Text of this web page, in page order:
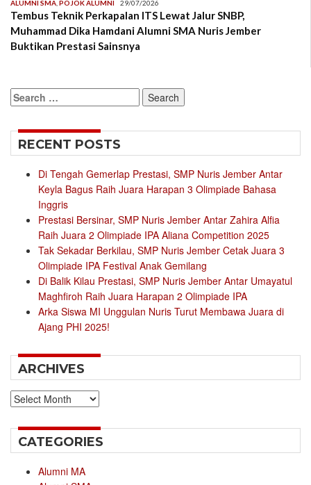
ALUMNI SMA POJOK ALUMNI 29/07/2026
Tembus Teknik Perkapalan ITS Lewat Jalur SNBP,
Muhammad Dika Hamdani Alumni SMA Nuris Jember
Buktikan Prestasi Sainsnya
Search
for:
RECENT POSTS
Di Tengah Gemerlap Prestasi, SMP Nuris Jember Antar
Keyla Bagus Raih Juara Harapan 3 Olimpiade Bahasa
Inggris
Prestasi Bersinar, SMP Nuris Jember Antar Zahira Alfia
Raih Juara 2 Olimpiade IPA Aliana Competition 2025
Tak Sekadar Berkilau, SMP Nuris Jember Cetak Juara 3
Olimpiade IPA Festival Anak Gemilang
Di Balik Kilau Prestasi, SMP Nuris Jember Antar Umayatul
Maghfiroh Raih Juara Harapan 2 Olimpiade IPA
Arka Siswa MI Unggulan Nuris Turut Membawa Juara di
Ajang PHI 2025!
ARCHIVES
Archives
CATEGORIES
Alumni MA